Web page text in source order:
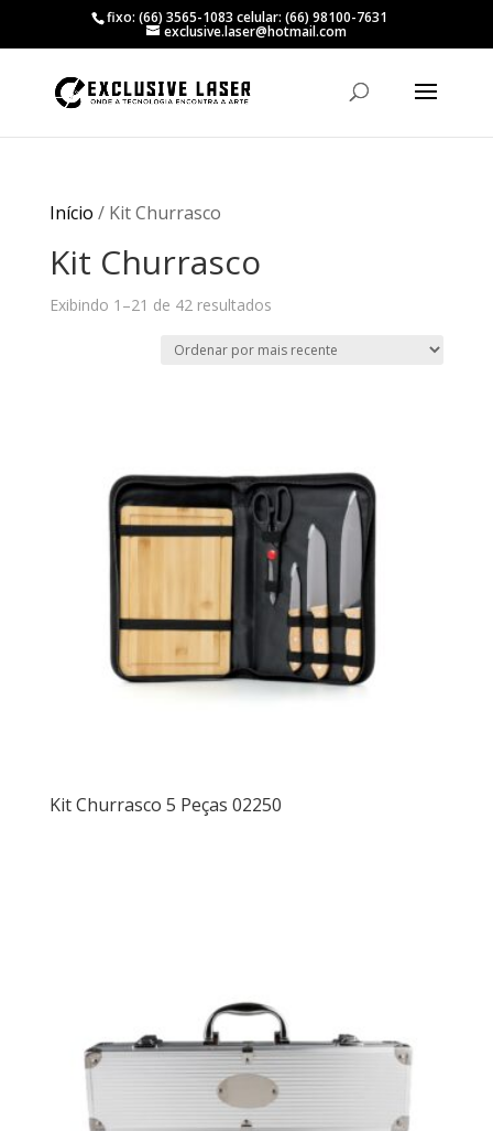
fixo: (66) 3565-1083 celular: (66) 98100-7631
exclusive.laser@hotmail.com
Início / Kit Churrasco
Kit Churrasco
Exibindo 1–21 de 42 resultadosClassificado
Kit Churrasco 5 Peças 02250